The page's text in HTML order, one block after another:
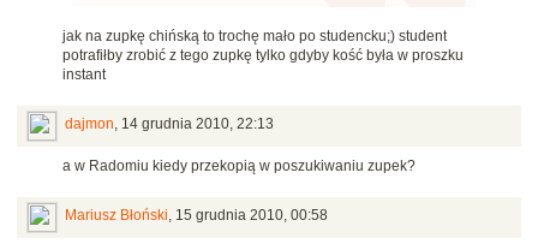
jak na zupkę chińską to trochę mało po studencku;) student
potrafiłby zrobić z tego zupkę tylko gdyby kość była w proszku
instant
dajmon, 14 grudnia 2010, 22:13
a w Radomiu kiedy przekopią w poszukiwaniu zupek?
Mariusz Błoński, 15 grudnia 2010, 00:58